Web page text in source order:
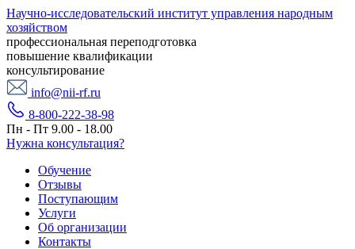
Научно-исследовательский институт управления народным
хозяйством
профессиональная переподготовка
повышение квалификации
консультирование
info@nii-rf.ru
8-800-222-38-98
Пн - Пт 9.00 - 18.00
Нужна консультация?
Обучение
Отзывы
Поступающим
Услуги
Об организации
Контакты